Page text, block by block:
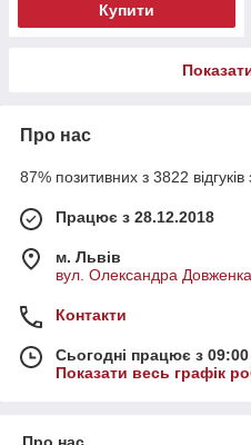
Купити
Про нас
87% позитивних з 3822 відгуків
Працює з 28.12.2018
м. Львів
вул. Олександра
Контакти
Сьогодні працює з
Показати весь графік